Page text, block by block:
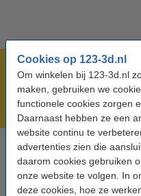
Cookies op 123-3d.nl
Om winkelen bij 123-3d.nl
maken, gebruiken we
functionele cookies zorgen
Daarnaast hebben ze een
website continu te
advertenties zien die
daarom cookies gebruiken
onze website te volgen. In
deze cookies, hoe ze
Meer dan 5 miljoen klanten!
Voor 23.59 uur besteld,
Laagste prijs garantie!
Hulp nodig?
Op